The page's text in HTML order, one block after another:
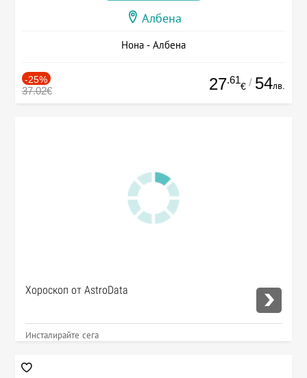
Албена
Нона - Албена
-25%
37.02€ 27.61
€ / 54лв.
Хороскоп от AstroData
Инсталирайте сега